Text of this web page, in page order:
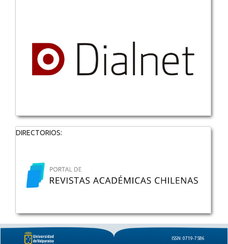
DIRECTORIOS:
ISSN: 0719-7586